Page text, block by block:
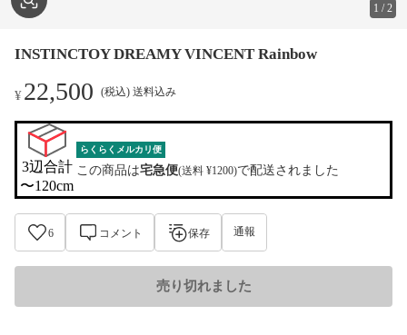
1 /2
INSTINCTOY DREAMY VINCENT Rainbow
¥22,500 (税込) 送料込み
3辺合計
〜120cm
らくらくメルカリ便
この商品は宅急便(送料 ¥1200)で配送されました
6 コメント 保存 通報
売り切れました